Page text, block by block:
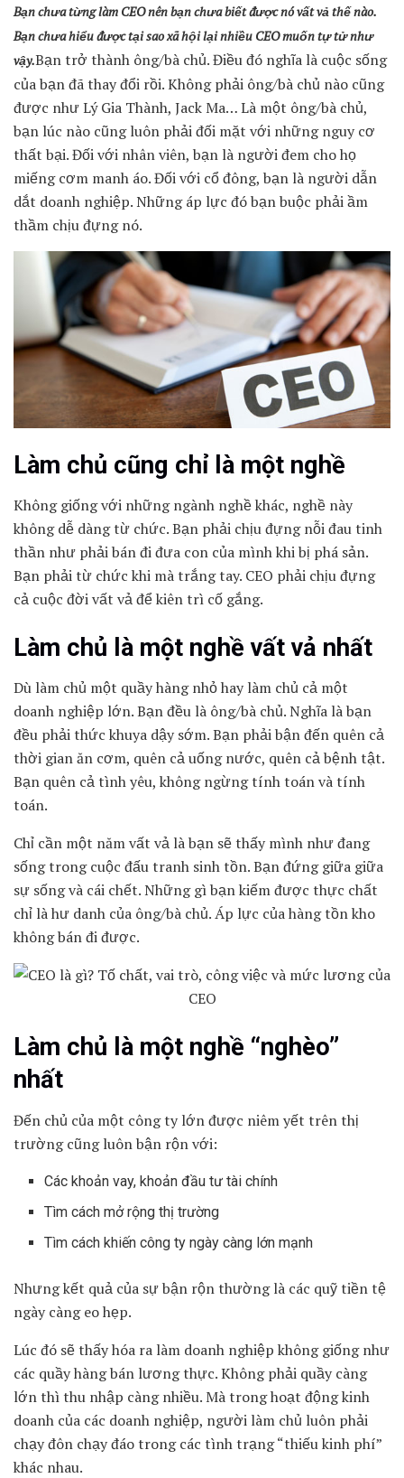
Bạn chưa từng làm CEO nên bạn chưa biết được nó vất vả thế nào.
Bạn chưa hiểu được tại sao xã hội lại nhiều CEO muốn tự tử như
vậy.Bạn trở thành ông/bà chủ. Điều đó nghĩa là cuộc sống
của bạn đã thay đổi rồi. Không phải ông/bà chủ nào cũng
được như Lý Gia Thành, Jack Ma… Là một ông/bà chủ,
bạn lúc nào cũng luôn phải đối mặt với những nguy cơ
thất bại. Đối với nhân viên, bạn là người đem cho họ
miếng cơm manh áo. Đối với cổ đông, bạn là người dẫn
dắt doanh nghiệp. Những áp lực đó bạn buộc phải ầm
thầm chịu đựng nó.
Làm chủ cũng chỉ là một nghề
Không giống với những ngành nghề khác, nghề này
không dễ dàng từ chức. Bạn phải chịu đựng nỗi đau tinh
thần như phải bán đi đưa con của mình khi bị phá sản.
Bạn phải từ chức khi mà trắng tay. CEO phải chịu đựng
cả cuộc đời vất vả để kiên trì cố gắng.
Làm chủ là một nghề vất vả nhất
Dù làm chủ một quầy hàng nhỏ hay làm chủ cả một
doanh nghiệp lớn. Bạn đều là ông/bà chủ. Nghĩa là bạn
đều phải thức khuya dậy sớm. Bạn phải bận đến quên cả
thời gian ăn cơm, quên cả uống nước, quên cả bệnh tật.
Bạn quên cả tình yêu, không ngừng tính toán và tính
toán.
Chỉ cần một năm vất vả là bạn sẽ thấy mình như đang
sống trong cuộc đấu tranh sinh tồn. Bạn đứng giữa giữa
sự sống và cái chết. Những gì bạn kiếm được thực chất
chỉ là hư danh của ông/bà chủ. Áp lực của hàng tồn kho
không bán đi được.
Làm chủ là một nghề “nghèo”
nhất
Đến chủ của một công ty lớn được niêm yết trên thị
trường cũng luôn bận rộn với:
Các khoản vay, khoản đầu tư tài chính
Tìm cách mở rộng thị trường
Tìm cách khiến công ty ngày càng lớn mạnh
Nhưng kết quả của sự bận rộn thường là các quỹ tiền tệ
ngày càng eo hẹp.
Lúc đó sẽ thấy hóa ra làm doanh nghiệp không giống như
các quầy hàng bán lương thực. Không phải quầy càng
lớn thì thu nhập càng nhiều. Mà trong hoạt động kinh
doanh của các doanh nghiệp, người làm chủ luôn phải
chạy đôn chạy đáo trong các tình trạng “thiếu kinh phí”
khác nhau.